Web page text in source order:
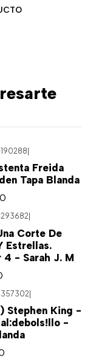
Freida
Tapa Blanda
Corte De
Estrellas.
4 - Sarah J. M
Stephen King -
-